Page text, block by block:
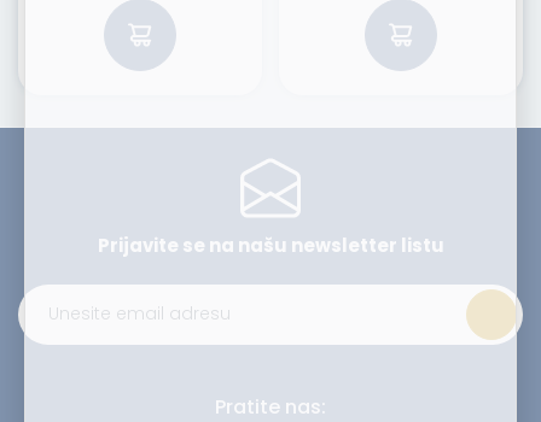
Prijavite se na našu newsletter listu
Pratite nas: